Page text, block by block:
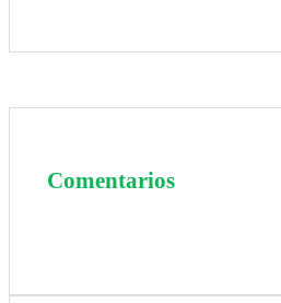
Comentarios